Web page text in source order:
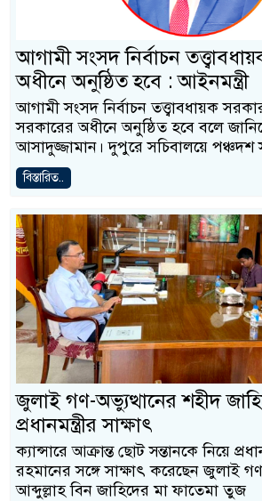
আগামী সংসদ নির্বাচন
অধীনে অনুষ্ঠিত হবে : আইনমন্ত্রী
আগামী সংসদ নির্বাচন তত্ত্বাবধায়ক
সরকারের অধীনে অনুষ্ঠিত হবে বলে
আসাদুজ্জামান। দুপুরে সচিবালয়ে পঞ্চদশ
বিস্তারিত..
জুলাই গণ-অভ্যুত্থানের শহীদ
প্রধানমন্ত্রীর সাক্ষাৎ
ক্যান্সারে আক্রান্ত ছোট সন্তানকে নিয়ে
রহমানের সঙ্গে সাক্ষাৎ করেছেন জুলাই
আব্দুল্লাহ বিন জাহিদের মা ফাতেমা তুজ